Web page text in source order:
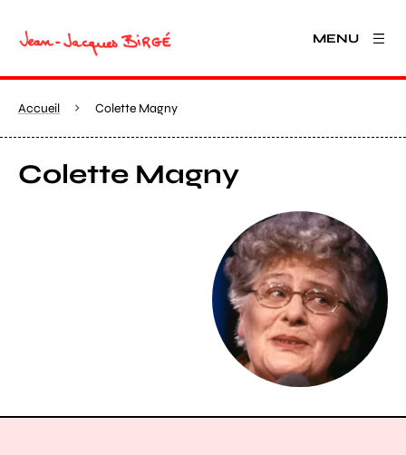
MENU
Accueil Colette Magny
Colette Magny
Agrandir